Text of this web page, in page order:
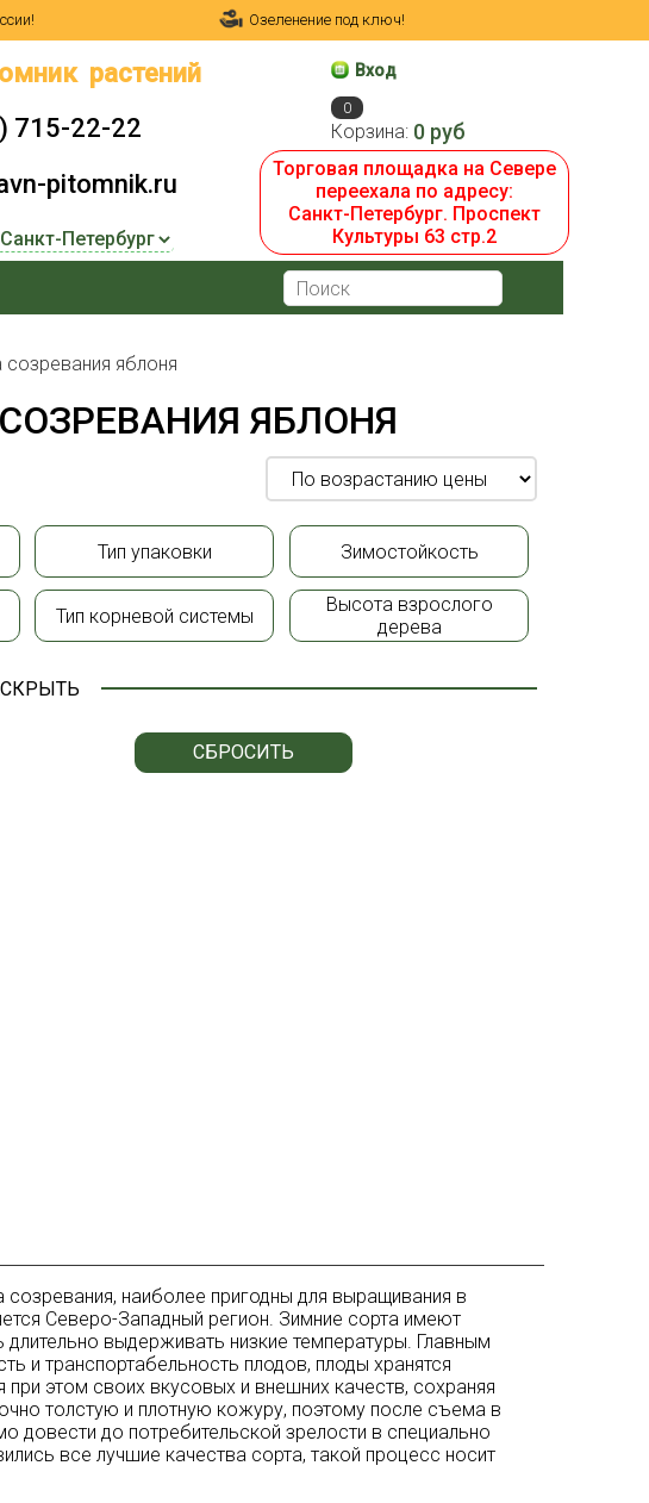
Озеленение под ключ!
растений
715-22-22
pitomnik.ru
Вход
0
Корзина: 0 руб
Торговая площадка на Севере
переехала по адресу:
Санкт-Петербург. Проспект
Культуры 63 стр.2
яблоня
ЯБЛОНЯ
Тип упаковки Зимостойкость
Тип корневой системы
Высота взрослого
дерева
СБРОСИТЬ
наиболее пригодны для выращивания в
Северо-Западный регион. Зимние сорта имеют
выдерживать низкие температуры. Главным
и транспортабельность плодов, плоды хранятся
этом своих вкусовых и внешних качеств, сохраняя
толстую и плотную кожуру, поэтому после съема в
довести до потребительской зрелости в специально
все лучшие качества сорта, такой процесс носит